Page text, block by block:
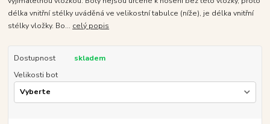
délka vnitřní stélky uváděná ve velikostní tabulce (níže), je délka vnitřní
stélky vložky. Bo... celý popis
Dostupnost
skladem
Velikosti bot